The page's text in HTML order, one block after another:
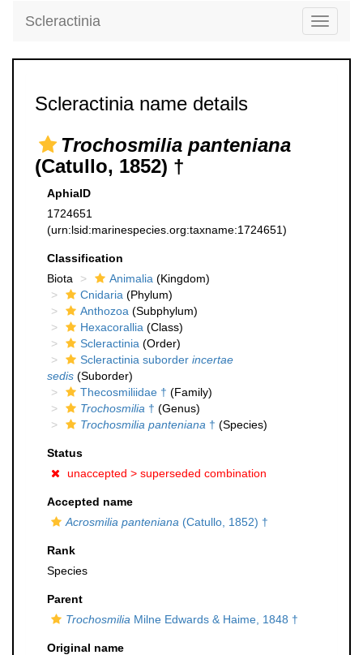
Toggle
Scleractinia
Scleractinia name details
Trochosmilia panteniana
(Catullo, 1852) †
AphiaID
1724651
(urn:lsid:marinespecies.org:taxname:1724651)
Classification
Biota
Animalia (Kingdom)
Cnidaria (Phylum)
Anthozoa (Subphylum)
Hexacorallia (Class)
Scleractinia (Order)
Scleractinia suborder incertae
sedis (Suborder)
Thecosmiliidae † (Family)
Trochosmilia † (Genus)
Trochosmilia panteniana † (Species)
Status
unaccepted > superseded combination
Accepted name
Acrosmilia panteniana (Catullo, 1852) †
Rank
Species
Parent
Trochosmilia Milne Edwards & Haime, 1848 †
Original name